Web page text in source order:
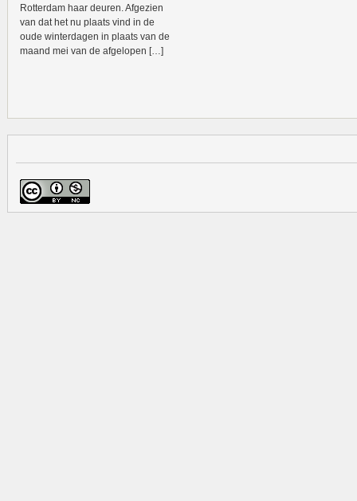
Rotterdam haar deuren. Afgezien
van dat het nu plaats vind in de
oude winterdagen in plaats van de
maand mei van de afgelopen […]